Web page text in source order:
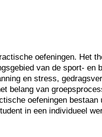
oefeningen. Het
van de sport- en
en stress,
belang van
oefeningen bestaan
in een individueel